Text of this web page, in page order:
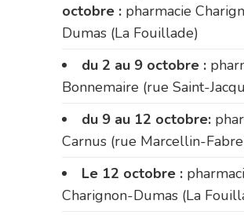
octobre : pharmacie
Dumas (La Fouillade)
du 2 au 9 octobre :
Bonnemaire (rue Saint-
du 9 au 12 octobre:
Carnus (rue Marcellin-
Le 12 octobre :
Charignon-Dumas (La